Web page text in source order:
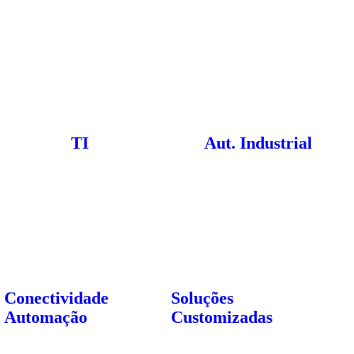
TI Aut. Industrial
Conectividade
Automação
Soluções
Customizadas